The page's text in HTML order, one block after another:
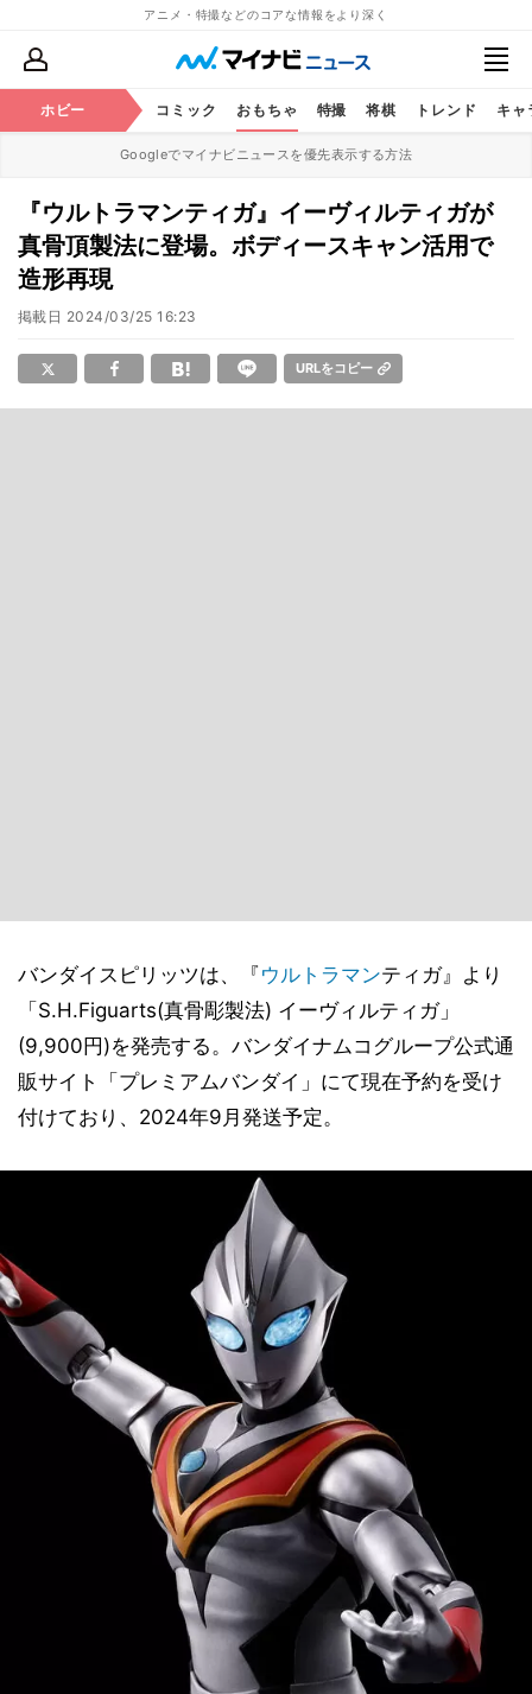
アニメ・特撮などのコアな情報をより深く
ホビー
アニメ コミック おもちゃ 特撮 将棋 トレンド キャ
Googleでマイナビニュースを優先表示する方法
『ウルトラマンティガ』イーヴィルティガが
真骨頂製法に登場。ボディースキャン活用で
造形再現
掲載日 2024/03/25 16:23
URLをコピー
バンダイスピリッツは、『ウルトラマンティガ』より
「S.H.Figuarts(真骨彫製法) イーヴィルティガ」
(9,900円)を発売する。バンダイナムコグループ公式通
販サイト「プレミアムバンダイ」にて現在予約を受け
付けており、2024年9月発送予定。